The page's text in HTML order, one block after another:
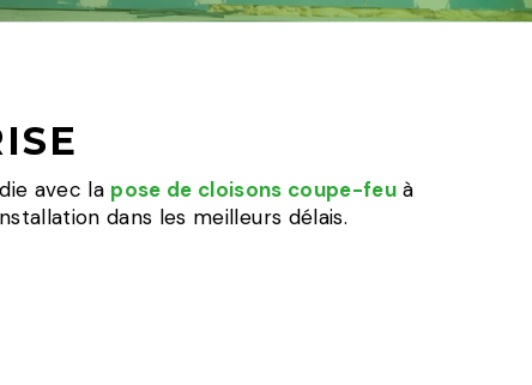
avec la pose de cloisons coupe-feu à
dans les meilleurs délais.